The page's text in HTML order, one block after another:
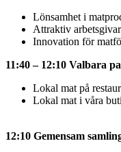
Lönsamhet i
Attraktiv
Innovation för
11:40 – 12:10 Valbara
Lokal mat på
Lokal mat i våra
12:10 Gemensam